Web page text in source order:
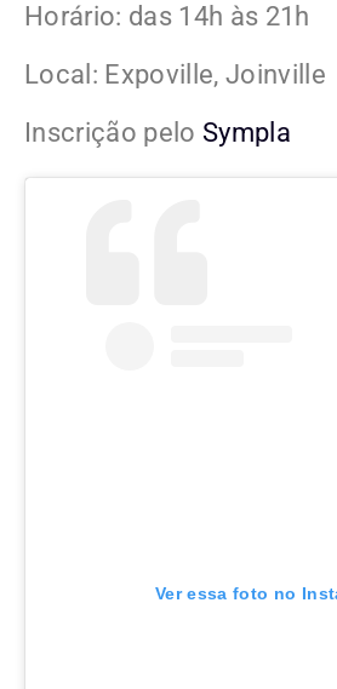
Horário: das 14h às 21h
Local: Expoville, Joinville
Inscrição pelo Sympla
Ver essa foto no